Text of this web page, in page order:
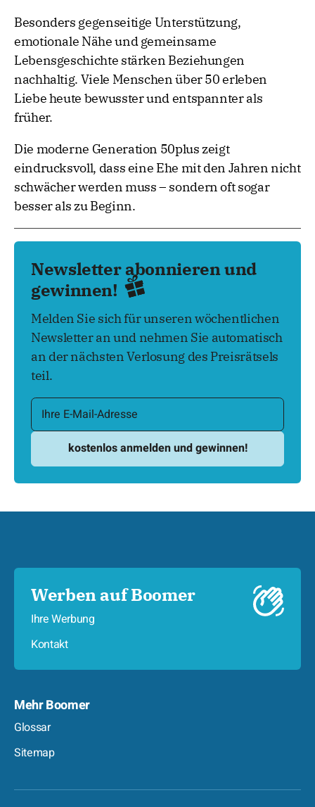
Besonders gegenseitige Unterstützung,
emotionale Nähe und gemeinsame
Lebensgeschichte stärken Beziehungen
nachhaltig. Viele Menschen über 50 erleben
Liebe heute bewusster und entspannter als
früher.
Die moderne Generation 50plus zeigt
eindrucksvoll, dass eine Ehe mit den Jahren nicht
schwächer werden muss – sondern oft sogar
besser als zu Beginn.
Newsletter abonnieren und
gewinnen!
Melden Sie sich für unseren wöchentlichen
Newsletter an und nehmen Sie automatisch
an der nächsten Verlosung des Preisrätsels
teil.
Werben auf Boomer
Ihre Werbung
Kontakt
Mehr Boomer
Glossar
Sitemap